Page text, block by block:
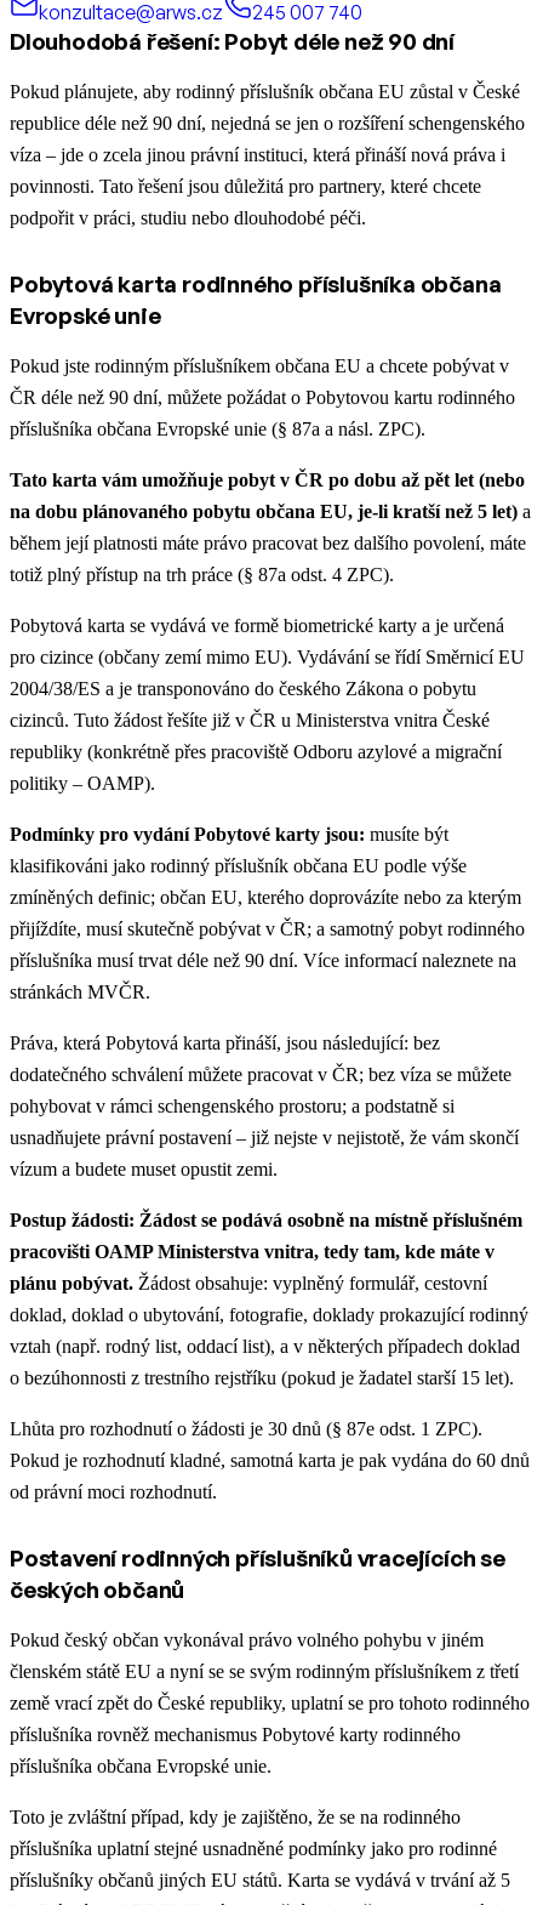
konzultace@arws.cz 245 007 740
Dlouhodobá řešení: Pobyt déle než 90 dní
Pokud plánujete, aby rodinný příslušník občana EU zůstal v České
republice déle než 90 dní, nejedná se jen o rozšíření schengenského
víza – jde o zcela jinou právní instituci, která přináší nová práva i
povinnosti. Tato řešení jsou důležitá pro partnery, které chcete
podpořit v práci, studiu nebo dlouhodobé péči.
Pobytová karta rodinného příslušníka občana
Evropské unie
Pokud jste rodinným příslušníkem občana EU a chcete pobývat v
ČR déle než 90 dní, můžete požádat o Pobytovou kartu rodinného
příslušníka občana Evropské unie (§ 87a a násl. ZPC).
Tato karta vám umožňuje pobyt v ČR po dobu až pět let (nebo
na dobu plánovaného pobytu občana EU, je-li kratší než 5 let) a
během její platnosti máte právo pracovat bez dalšího povolení, máte
totiž plný přístup na trh práce (§ 87a odst. 4 ZPC).
Pobytová karta se vydává ve formě biometrické karty a je určená
pro cizince (občany zemí mimo EU). Vydávání se řídí Směrnicí EU
2004/38/ES a je transponováno do českého Zákona o pobytu
cizinců. Tuto žádost řešíte již v ČR u Ministerstva vnitra České
republiky (konkrétně přes pracoviště Odboru azylové a migrační
politiky – OAMP).
Podmínky pro vydání Pobytové karty jsou: musíte být
klasifikováni jako rodinný příslušník občana EU podle výše
zmíněných definic; občan EU, kterého doprovázíte nebo za kterým
přijíždíte, musí skutečně pobývat v ČR; a samotný pobyt rodinného
příslušníka musí trvat déle než 90 dní. Více informací naleznete na
stránkách MVČR.
Práva, která Pobytová karta přináší, jsou následující: bez
dodatečného schválení můžete pracovat v ČR; bez víza se můžete
pohybovat v rámci schengenského prostoru; a podstatně si
usnadňujete právní postavení – již nejste v nejistotě, že vám skončí
vízum a budete muset opustit zemi.
Postup žádosti: Žádost se podává osobně na místně příslušném
pracovišti OAMP Ministerstva vnitra, tedy tam, kde máte v
plánu pobývat. Žádost obsahuje: vyplněný formulář, cestovní
doklad, doklad o ubytování, fotografie, doklady prokazující rodinný
vztah (např. rodný list, oddací list), a v některých případech doklad
o bezúhonnosti z trestního rejstříku (pokud je žadatel starší 15 let).
Lhůta pro rozhodnutí o žádosti je 30 dnů (§ 87e odst. 1 ZPC).
Pokud je rozhodnutí kladné, samotná karta je pak vydána do 60 dnů
od právní moci rozhodnutí.
Postavení rodinných příslušníků vracejících se
českých občanů
Pokud český občan vykonával právo volného pohybu v jiném
členském státě EU a nyní se se svým rodinným příslušníkem z třetí
země vrací zpět do České republiky, uplatní se pro tohoto rodinného
příslušníka rovněž mechanismus Pobytové karty rodinného
příslušníka občana Evropské unie.
Toto je zvláštní případ, kdy je zajištěno, že se na rodinného
příslušníka uplatní stejné usnadněné podmínky jako pro rodinné
příslušníky občanů jiných EU států. Karta se vydává v trvání až 5